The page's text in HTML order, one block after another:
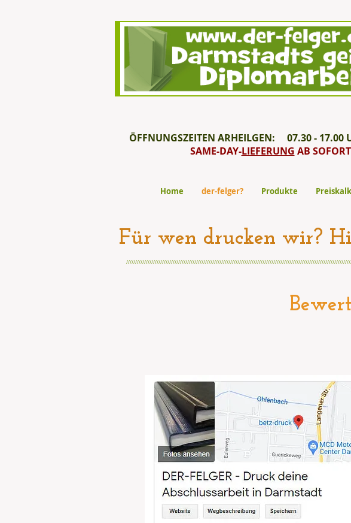
ÖFFNUNGSZEITEN ARHEILGEN: 07.30 -
SAME-DAY-LIEFERUNG AB
Home der-felger? Produkte
Für wen drucken wir?